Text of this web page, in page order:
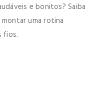
e bonitos? Saiba
uma rotina
fios.